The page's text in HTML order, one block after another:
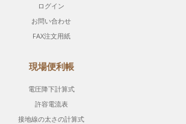
ログイン
お問い合わせ
FAX注文用紙
現場便利帳
電圧降下計算式
許容電流表
接地線の太さの計算式